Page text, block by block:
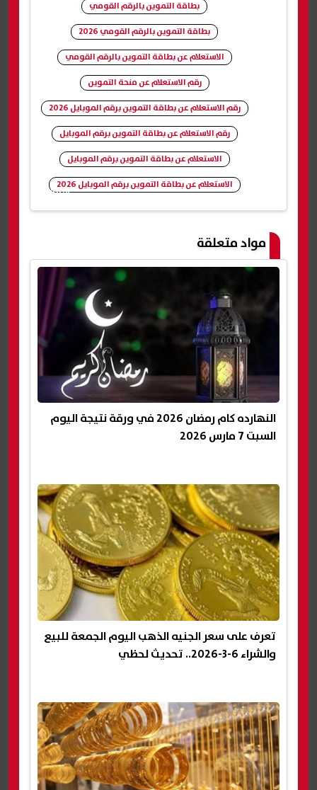
شارك
بطاقة التموين بالرقم القومي
بطاقة التموين بالرقم القومي 2026
الاستعلام عن بطاقة التموين بالرقم القومي
رقم الاستعلام عن منحة التموين
رقم الاستعلام عن بطاقة التموين برقم الموبايل 2026
رقم الاستعلام عن بطاقة التموين برقم الموبايل
الاستعلام عن بطاقة التموين برقم الموبايل
الاستعلام عن بطاقة التموين برقم الموبايل 2026
مواد متعلقة
النهارده كام رمضان 2026 في ورقة نتيجة اليوم
السبت 7 مارس 2026
تعرف على سعر الجنيه الذهب اليوم الجمعة للبيع
والشراء 6-3-2026.. تحديث لحظي